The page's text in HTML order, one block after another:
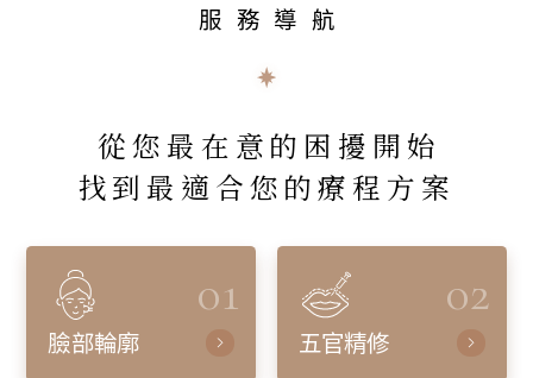
服務導航
從您最在意的困擾開始
找到最適合您的療程方案
01
臉部輪廓
02
五官精修